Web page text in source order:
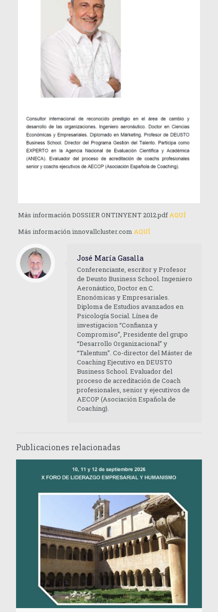
Más información DOSSIER ONTINYENT 2012.pdfAQUÍ
Más información innovallcluster.com AQUÍ
José María Gasalla
Conferenciante, escritor y Profesor
de Deusto Business School. Ingeniero
Aeronáutico, Doctor en C.
Enonómicas y Empresariales.
Diploma de Estudios avanzados en
Psicología Social. Línea de
investigacion “Confianza y
Compromiso”, Presidente del grupo
“Desarrollo Organizacional” y
“Talentum”. Co-director del Máster de
Coaching Ejecutivo en DEUSTO
Business School. Evaluador del
proceso de acreditación de Coach
profesionales, senior y ejecutivos de
AECOP (Asociación Española de
Coaching).
Publicaciones relacionadas